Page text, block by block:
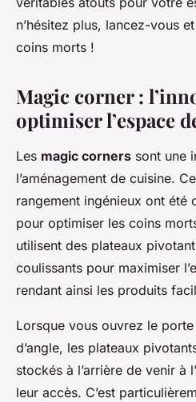
n’hésitez plus, lancez-vous
coins morts !
Magic corner :
optimiser l’espace
Les magic corners sont une
l’aménagement de cuisine.
rangement ingénieux ont été
pour optimiser les coins
utilisent des plateaux
coulissants pour maximiser
rendant ainsi les produits
Lorsque vous ouvrez le
d’angle, les plateaux
stockés à l’arrière de venir à
leur accès. C’est